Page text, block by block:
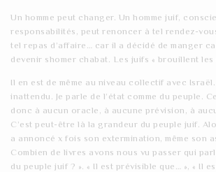
Un homme peut changer. Un homme juif,
responsabilités, peut renoncer à tel rendez-
tel repas d’affaire… car il a décidé de manger
devenir shomer chabat. Les juifs « brouillent les
Il en est de même au niveau collectif avec
inattendu. Je parle de l’état comme du peuple.
donc à aucun oracle, à aucune prévision, à
C’est peut-être là la grandeur du peuple juif.
a annoncé x fois son extermination, même son
Combien de livres avons nous vu passer qui
du peuple juif ? ». « Il est prévisible que… », « Il